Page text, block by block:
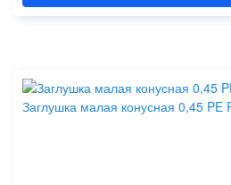
Заглушка малая конусная 0,45 PE